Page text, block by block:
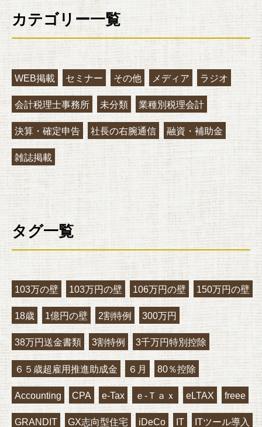
カテゴリー一覧
WEB掲載 セミナー その他 メディア ラジオ
会計税理士事務所 未分類 業種別税理会計
決算・確定申告 社長の右腕通信 融資・補助金
雑誌掲載
タグ一覧
103万の壁 103万円の壁 106万円の壁 150万円の壁
18歳 1億円の壁 2割特例 300万円
38万円送金書類 3割特例 3千万円特別控除
６５歳超雇用推進助成金 ６月 80％控除
Accounting CPA e-Tax ｅ‐Ｔａｘ eLTAX freee
GRANDIT GX志向型住宅 iDeCo IT ITツール導入